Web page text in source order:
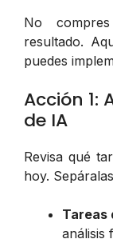
No
resultado.
puedes
Acción 1:
de IA
Revisa qué
hoy.
Tareas
análisis